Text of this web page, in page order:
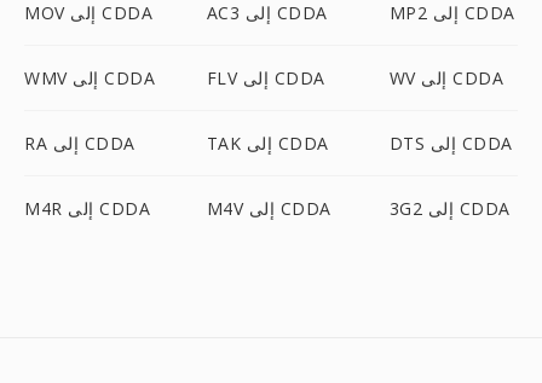
MOV إلى CDDA AC3 إلى CDDA MP2 إلى CDDA
WMV إلى CDDA FLV إلى CDDA WV إلى CDDA
RA إلى CDDA TAK إلى CDDA DTS إلى CDDA
M4R إلى CDDA M4V إلى CDDA 3G2 إلى CDDA